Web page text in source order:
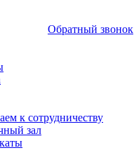
Обратный звонок
к сотрудничеству
зал